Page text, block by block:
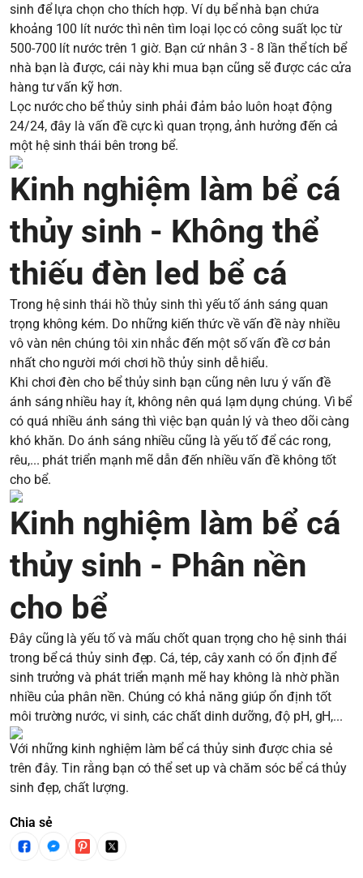
sinh để lựa chọn cho thích hợp. Ví dụ bể nhà bạn chứa
khoảng 100 lít nước thì nên tìm loại lọc có công suất lọc từ
500-700 lít nước trên 1 giờ. Bạn cứ nhân 3 - 8 lần thể tích bể
nhà bạn là được, cái này khi mua bạn cũng sẽ được các cửa
hàng tư vấn kỹ hơn.
Lọc nước cho bể thủy sinh phải đảm bảo luôn hoạt động
24/24, đây là vấn đề cực kì quan trọng, ảnh hưởng đến cả
một hệ sinh thái bên trong bể.
Kinh nghiệm làm bể cá
thủy sinh - Không thể
thiếu đèn led bể cá
Trong hệ sinh thái hồ thủy sinh thì yếu tố ánh sáng quan
trọng không kém. Do những kiến thức về vấn đề này nhiều
vô vàn nên chúng tôi xin nhắc đến một số vấn đề cơ bản
nhất cho người mới chơi hồ thủy sinh dễ hiểu.
Khi chơi đèn cho bể thủy sinh bạn cũng nên lưu ý vấn đề
ánh sáng nhiều hay ít, không nên quá lạm dụng chúng. Vì bể
có quá nhiều ánh sáng thì việc bạn quản lý và theo dõi càng
khó khăn. Do ánh sáng nhiều cũng là yếu tố để các rong,
rêu,... phát triển mạnh mẽ dẫn đến nhiều vấn đề không tốt
cho bể.
Kinh nghiệm làm bể cá
thủy sinh - Phân nền
cho bể
Đây cũng là yếu tố và mấu chốt quan trọng cho hệ sinh thái
trong bể cá thủy sinh đẹp. Cá, tép, cây xanh có ổn định để
sinh trưởng và phát triển mạnh mẽ hay không là nhờ phần
nhiều của phân nền. Chúng có khả năng giúp ổn định tốt
môi trường nước, vi sinh, các chất dinh dưỡng, độ pH, gH,...
Với những kinh nghiệm làm bể cá thủy sinh được chia sẻ
trên đây. Tin rằng bạn có thể set up và chăm sóc bể cá thủy
sinh đẹp, chất lượng.
Chia sẻ